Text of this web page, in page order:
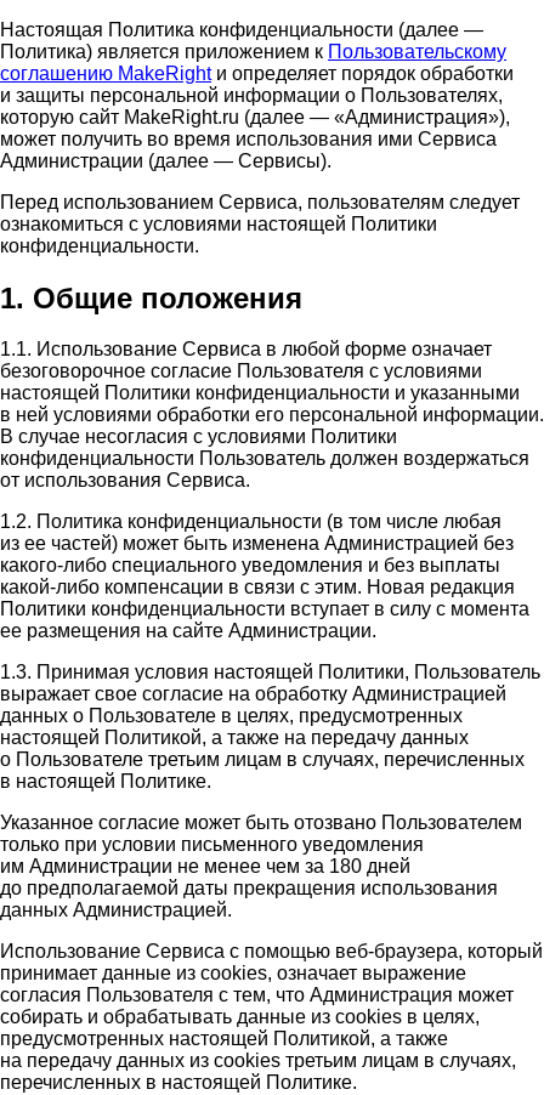
Настоящая Политика конфиденциальности (далее —
Политика) является приложением к Пользовательскому
соглашению MakeRightи определяет порядок обработки
и защиты персональной информации о Пользователях,
которую сайт MakeRight.ru (далее — «Администрация»),
может получить во время использования ими Cервиса
Администрации (далее — Сервисы).
Перед использованием Сервиса, пользователям следует
ознакомиться с условиями настоящей Политики
конфиденциальности.
1. Общие положения
1.1. Использование Сервиса в любой форме означает
безоговорочное согласие Пользователя с условиями
настоящей Политики конфиденциальности и указанными
в ней условиями обработки его персональной информации.
В случае несогласия с условиями Политики
конфиденциальности Пользователь должен воздержаться
от использования Сервиса.
1.2. Политика конфиденциальности (в том числе любая
из ее частей) может быть изменена Администрацией без
какого-либо специального уведомления и без выплаты
какой-либо компенсации в связи с этим. Новая редакция
Политики конфиденциальности вступает в силу с момента
ее размещения на сайте Администрации.
1.3. Принимая условия настоящей Политики, Пользователь
выражает свое согласие на обработку Администрацией
данных о Пользователе в целях, предусмотренных
настоящей Политикой, а также на передачу данных
о Пользователе третьим лицам в случаях, перечисленных
в настоящей Политике.
Указанное согласие может быть отозвано Пользователем
только при условии письменного уведомления
им Администрации не менее чем за 180 дней
до предполагаемой даты прекращения использования
данных Администрацией.
Использование Сервиса с помощью веб-браузера, который
принимает данные из cookies, означает выражение
согласия Пользователя с тем, что Администрация может
собирать и обрабатывать данные из cookies в целях,
предусмотренных настоящей Политикой, а также
на передачу данных из cookies третьим лицам в случаях,
перечисленных в настоящей Политике.